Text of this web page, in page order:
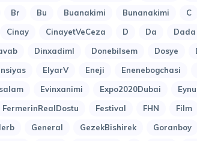
Br Bu Buanakimi Bunanakimi C
Cinay CinayetVeCeza D Da Dada
Dinxadiml Donebilsem Dosye
ElyarV Eneji Enenebogchasi
Evinxanimi Expo2020Dubai
FermerinRealDostu Festival FHN Film
General GezekBishirek Goranboy